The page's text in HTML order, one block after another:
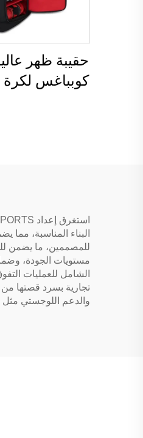
حقيبة ظهر
كوبباغس لكرة
البناء المناسبة،
للمصممين، ما يضمن
مستويات الجودة،
تجارية بسرد قصتها
والدعم اللوجستي مثل